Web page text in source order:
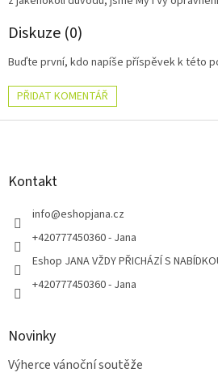
Diskuze (0)
Buďte první, kdo napíše příspěvek k této
PŘIDAT KOMENTÁŘ
Z
Kontakt
info@eshopjana.cz
+420777450360 - Jana
Eshop JANA VŽDY PŘICHÁZÍ S
+420777450360 - Jana
Novinky
Výherce vánoční soutěže